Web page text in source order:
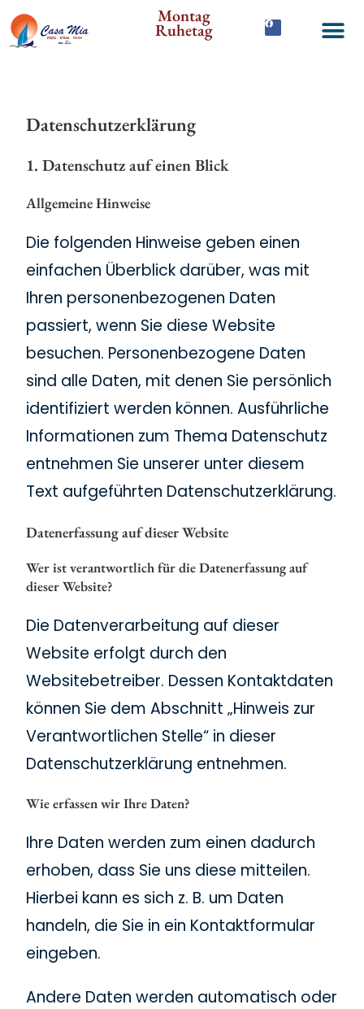
Montag
Ruhetag
Datenschutz­erklärung
1. Datenschutz auf einen Blick
Allgemeine Hinweise
Die folgenden Hinweise geben einen
einfachen Überblick darüber, was mit
Ihren personenbezogenen Daten
passiert, wenn Sie diese Website
besuchen. Personenbezogene Daten
sind alle Daten, mit denen Sie persönlich
identifiziert werden können. Ausführliche
Informationen zum Thema Datenschutz
entnehmen Sie unserer unter diesem
Text aufgeführten Datenschutzerklärung.
Datenerfassung auf dieser Website
Wer ist verantwortlich für die Datenerfassung auf
dieser Website?
Die Datenverarbeitung auf dieser
Website erfolgt durch den
Websitebetreiber. Dessen Kontaktdaten
können Sie dem Abschnitt „Hinweis zur
Verantwortlichen Stelle“ in dieser
Datenschutzerklärung entnehmen.
Wie erfassen wir Ihre Daten?
Ihre Daten werden zum einen dadurch
erhoben, dass Sie uns diese mitteilen.
Hierbei kann es sich z. B. um Daten
handeln, die Sie in ein Kontaktformular
eingeben.
Andere Daten werden automatisch oder